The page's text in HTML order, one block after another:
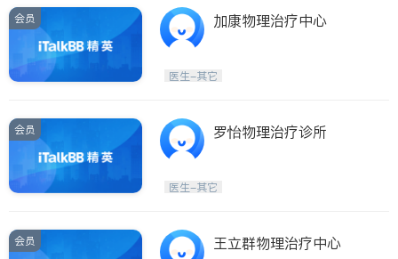
Stouffville
Maple
Waterloo
Guelph
Ajax
Oshawa
Niagara Falls
Pickering
Concord
Port Perry
King
会员 加康物理治疗中心
医生-其它
会员 罗怡物理治疗诊所
医生-其它
会员 王立群物理治疗中心